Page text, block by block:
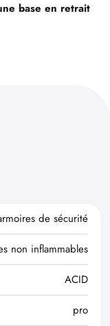
base en retrait
de sécurité
non inflammables
ACID
pro